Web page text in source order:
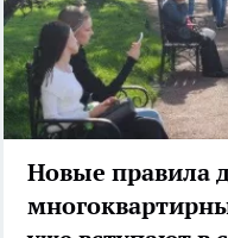
Новые правила